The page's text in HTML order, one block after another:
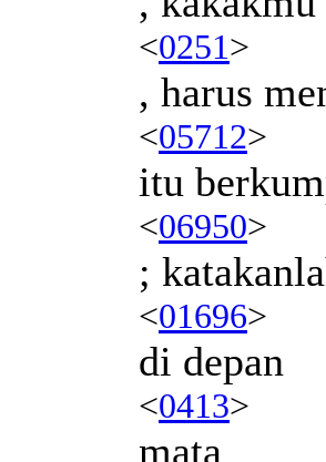
<0251>
, harus
<05712>
itu
<06950>
;
<01696>
di depan
<0413>
mata